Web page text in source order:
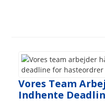
Vores Team
Indhente